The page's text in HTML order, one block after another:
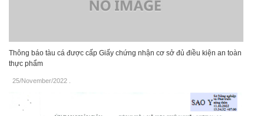
Thông báo tàu cá được cấp Giấy chứng nhận cơ sở đủ điều kiện an toàn
thực phẩm
25/November/2022